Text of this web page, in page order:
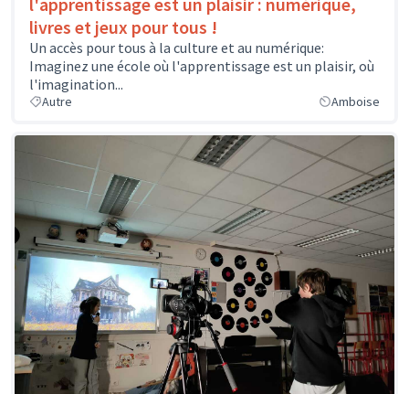
livres et jeux pour tous !
Un accès pour tous à la culture et au numérique:
Imaginez une école où l'apprentissage est un plaisir, où
l'imagination...
Autre Amboise